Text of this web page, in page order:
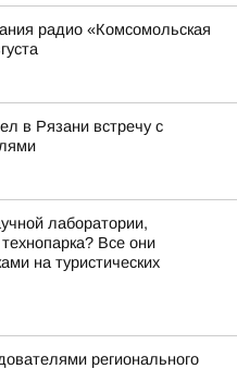
радио «Комсомольская
в Рязани встречу с
лаборатории,
Все они
на туристических
регионального